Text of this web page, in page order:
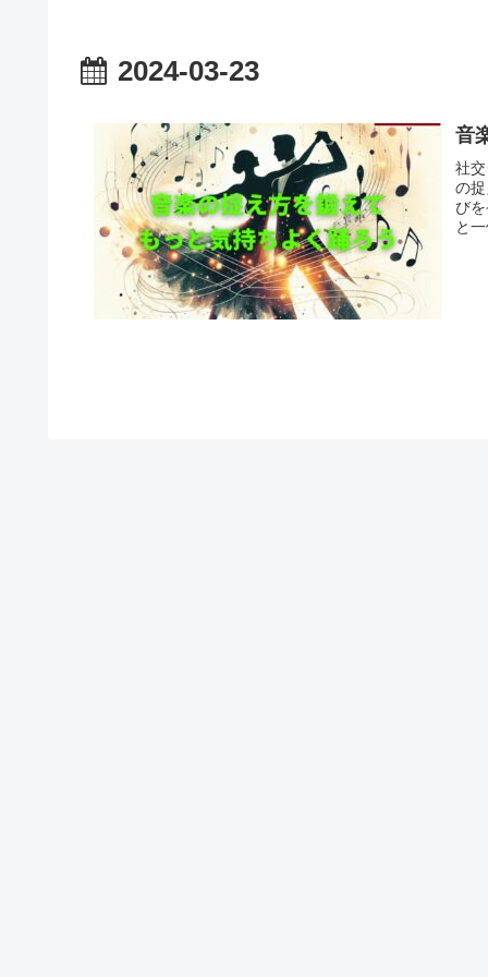
2024-03-23
音
社
の
び
と